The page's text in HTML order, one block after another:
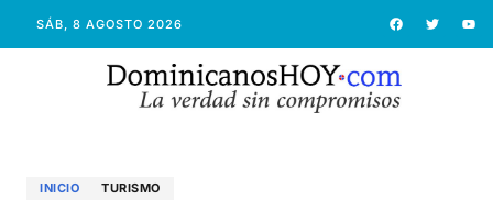
SÁB, 8 AGOSTO 2026
INICIO TURISMO